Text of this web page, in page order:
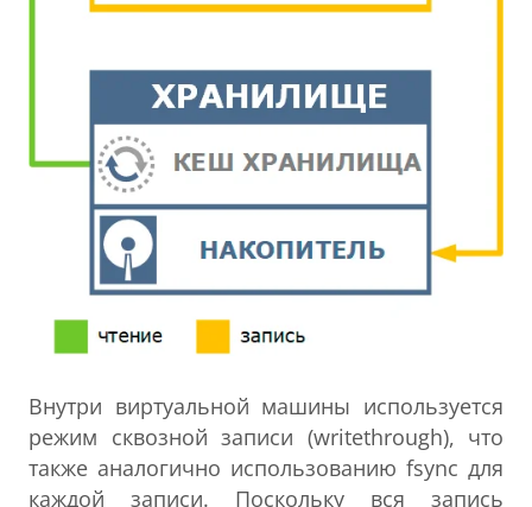
Внутри виртуальной машины используется
режим сквозной записи (writethrough), что
также аналогично использованию fsync для
каждой записи. Поскольку вся запись